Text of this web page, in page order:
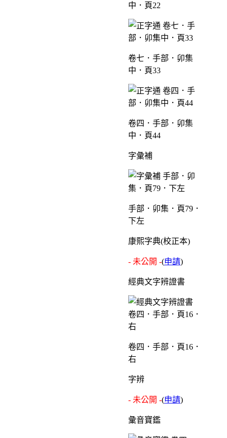
中．頁22
卷七．手部．卯集
中．頁33
卷四．手部．卯集
中．頁44
字彙補
手部．卯集．頁79．
下左
康熙字典(校正本)
- 未公開 -(申請)
經典文字辨證書
卷四．手部．頁16．
右
字辨
- 未公開 -(申請)
彙音寶鑑